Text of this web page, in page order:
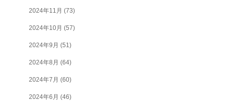
2024年11月 (73)
2024年10月 (57)
2024年9月 (51)
2024年8月 (64)
2024年7月 (60)
2024年6月 (46)